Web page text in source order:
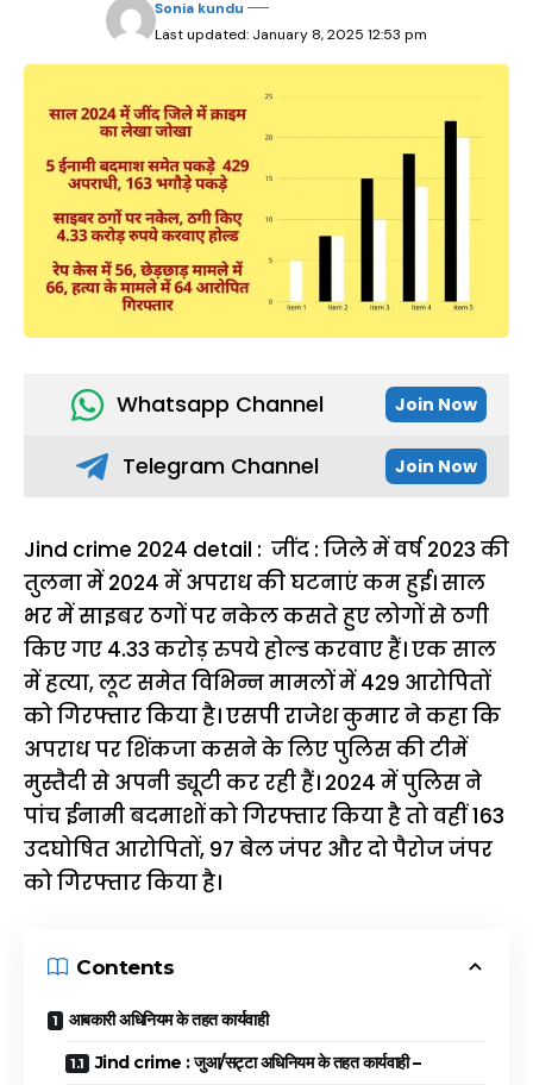
Last updated: January 8, 2025 12:53 pm
Sonia kundu
Whatsapp Channel Join Now
Telegram Channel Join Now
Jind crime 2024 detail : जींद : जिले में वर्ष 2023 की
तुलना में 2024 में अपराध की घटनाएं कम हुई। साल
भर में साइबर ठगों पर नकेल कसते हुए लोगों से ठगी
किए गए 4.33 करोड़ रुपये होल्ड करवाए हैं। एक साल
में हत्या, लूट समेत विभिन्न मामलों में 429 आरोपितों
को गिरफ्तार किया है। एसपी राजेश कुमार ने कहा कि
अपराध पर शिंकजा कसने के लिए पुलिस की टीमें
मुस्तैदी से अपनी ड्यूटी कर रही हैं। 2024 में पुलिस ने
पांच ईनामी बदमाशों को गिरफ्तार किया है तो वहीं 163
उदघोषित आरोपितों, 97 बेल जंपर और दो पैरोज जंपर
को गिरफ्तार किया है।
Contents
आबकारी अधिनियम के तहत कार्यवाही
Jind crime : जुआ/सट्टा अधिनियम के तहत कार्यवाही –